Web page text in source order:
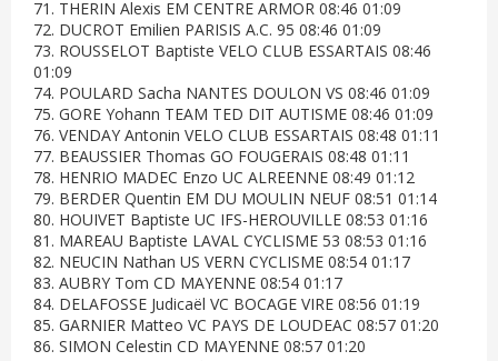
71. THERIN Alexis EM CENTRE ARMOR 08:46 01:09
72. DUCROT Emilien PARISIS A.C. 95 08:46 01:09
73. ROUSSELOT Baptiste VELO CLUB ESSARTAIS 08:46
01:09
74. POULARD Sacha NANTES DOULON VS 08:46 01:09
75. GORE Yohann TEAM TED DIT AUTISME 08:46 01:09
76. VENDAY Antonin VELO CLUB ESSARTAIS 08:48 01:11
77. BEAUSSIER Thomas GO FOUGERAIS 08:48 01:11
78. HENRIO MADEC Enzo UC ALREENNE 08:49 01:12
79. BERDER Quentin EM DU MOULIN NEUF 08:51 01:14
80. HOUIVET Baptiste UC IFS-HEROUVILLE 08:53 01:16
81. MAREAU Baptiste LAVAL CYCLISME 53 08:53 01:16
82. NEUCIN Nathan US VERN CYCLISME 08:54 01:17
83. AUBRY Tom CD MAYENNE 08:54 01:17
84. DELAFOSSE Judicaël VC BOCAGE VIRE 08:56 01:19
85. GARNIER Matteo VC PAYS DE LOUDEAC 08:57 01:20
86. SIMON Celestin CD MAYENNE 08:57 01:20